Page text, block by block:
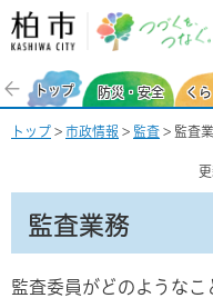
柏市 つづくを、
トップ 防災・安全 く
トップ > 市政情報 > 監査 > 監査
監査業務
監査委員がどのような